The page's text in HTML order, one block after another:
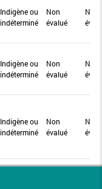
Indigène ou
indéterminé
Non
évalué
Non
Indigène ou
indéterminé
Non
évalué
Non
Indigène ou
indéterminé
Non
évalué
Non